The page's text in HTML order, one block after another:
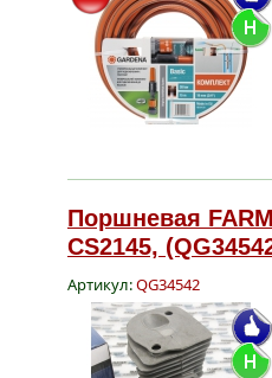
Поршневая
CS2145,
Артикул:QG34542